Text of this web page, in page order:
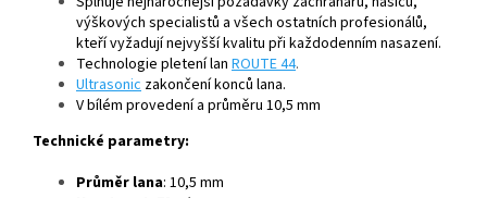
výškových specialistů a všech ostatních profesionálů,
kteří vyžadují nejvyšší kvalitu při každodenním nasazení.
Technologie pletení lan ROUTE 44.
Ultrasonic zakončení konců lana.
V bílém provedení a průměru 10,5 mm
Technické parametry:
Průměr lana: 10,5 mm